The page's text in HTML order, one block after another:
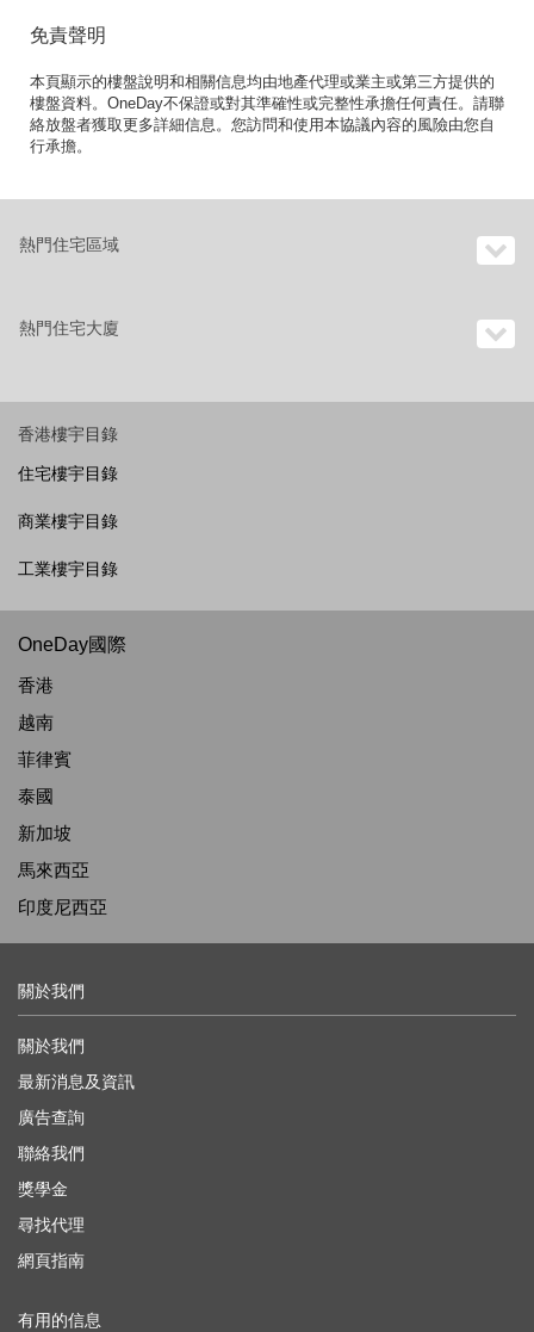
免責聲明
本頁顯示的樓盤說明和相關信息均由地產代理或業主或第三方提供的
樓盤資料。OneDay不保證或對其準確性或完整性承擔任何責任。請聯
絡放盤者獲取更多詳細信息。您訪問和使用本協議內容的風險由您自
行承擔。
熱門住宅區域
熱門住宅大廈
香港樓宇目錄
住宅樓宇目錄
商業樓宇目錄
工業樓宇目錄
OneDay國際
香港
越南
菲律賓
泰國
新加坡
馬來西亞
印度尼西亞
關於我們
關於我們
最新消息及資訊
廣告查詢
聯絡我們
獎學金
尋找代理
網頁指南
有用的信息